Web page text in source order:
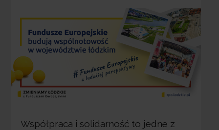
Współpraca i solidarność to jedne z